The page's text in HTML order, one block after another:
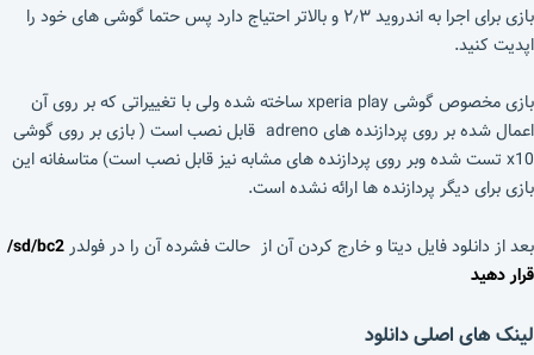
بازی برای اجرا به اندروید ۲٫۳ و بالاتر احتیاج دارد پس حتما گوشی های خود را
اپدیت کنید.
بازی مخصوص گوشی xperia play ساخته شده ولی با تغییراتی که بر روی آن
اعمال شده بر روی پردازنده های adreno قابل نصب است ( بازی بر روی گوشی
x10 تست شده وبر روی پردازنده های مشابه نیز قابل نصب است) متاسفانه این
بازی برای دیگر پردازنده ها ارائه نشده است.
بعد از دانلود فایل دیتا و خارج کردن آن از حالت فشرده آن را در فولدر
sd/bc2/
قرار دهید
لینک های اصلی دانلود